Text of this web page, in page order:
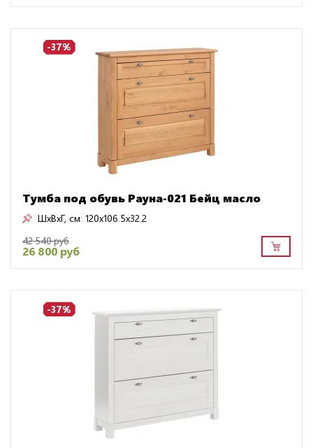
-37%
Тумба под обувь Рауна-021 Бейц масло
ШxВxГ, см: 120x106.5x32.2
42 540 руб
26 800 руб
-37%